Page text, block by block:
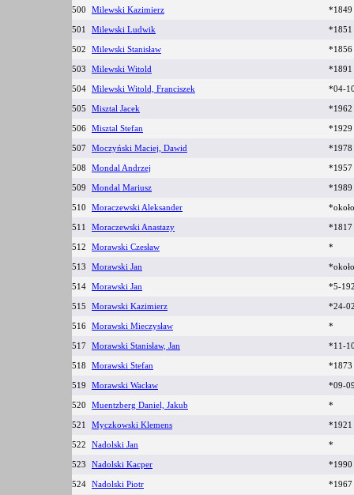
500 Milewski Kazimierz *1849
501 Milewski Ludwik *1851
502 Milewski Stanisław *1856
503 Milewski Witold *1891
504 Milewski Witold, Franciszek *04-
505 Misztal Jacek *1962
506 Misztal Stefan *1929
507 Moczyński Maciej, Dawid *1978
508 Mondal Andrzej *1957
509 Mondal Mariusz *1989
510 Moraczewski Aleksander
511 Moraczewski Anastazy *1817
512 Morawski Czesław *
513 Morawski Jan
514 Morawski Jan *5-
515 Morawski Kazimierz *24-
516 Morawski Mieczysław *
517 Morawski Stanisław, Jan *11-
518 Morawski Stefan *1873
519 Morawski Wacław *09-
520 Muentzberg Daniel, Jakub *
521 Myczkowski Klemens
522 Nadolski Jan *
523 Nadolski Kacper *1990
524 Nadolski Piotr